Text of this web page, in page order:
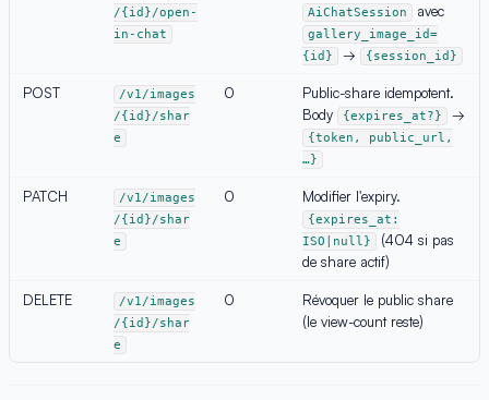
/{id}/open-
in-chat
AiChatSession avec
gallery_image_id=
{id}
→ {session_id}
POST
/v1/images
/{id}/shar
e
0
Public-share idempotent.
Body
{expires_at?} →
{token, public_url,
…}
PATCH
/v1/images
/{id}/shar
e
0 Modifier l'expiry.
{expires_at:
ISO|null}
(404 si pas
de share actif)
DELETE
/v1/images
/{id}/shar
e
0
Révoquer le public share
(le view-count reste)